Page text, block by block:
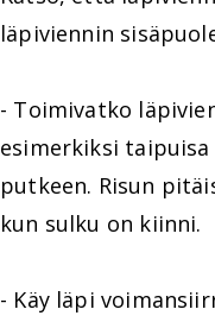
läpiviennin
- Toimivatko
esimerkiksi
putkeen. Risun
kun sulku on kiinni.
- Käy läpi